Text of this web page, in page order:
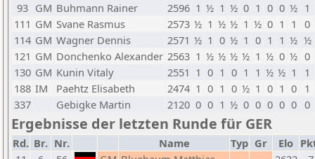
93 GM Buhmann Rainer 2596 1 ½ 1 ½ 0 1 0 0 ½ 1
111 GM Svane Rasmus 2573 ½ 1 ½ ½ 1 ½ 0 1 1
0
114 GM Wagner Dennis 2571 ½ 1 0 ½ 1 0 1 1 ½ ½
121 GM Donchenko Alexander 2563 1 ½ ½ ½ ½ 1 ½ 0 ½ 0
130 GM Kunin Vitaly 2551 1 0 1 0 1 1 ½ ½ 1
1
188 IM Paehtz Elisabeth 2474 1 0 1 0 ½ 1 0 1 0
1
337
Gebigke Martin 2120 0 0 1 ½ 0 0 0 0 0 0
Ergebnisse der letzten Runde für GER
Rd. Br. Nr. Name Typ Gr Elo